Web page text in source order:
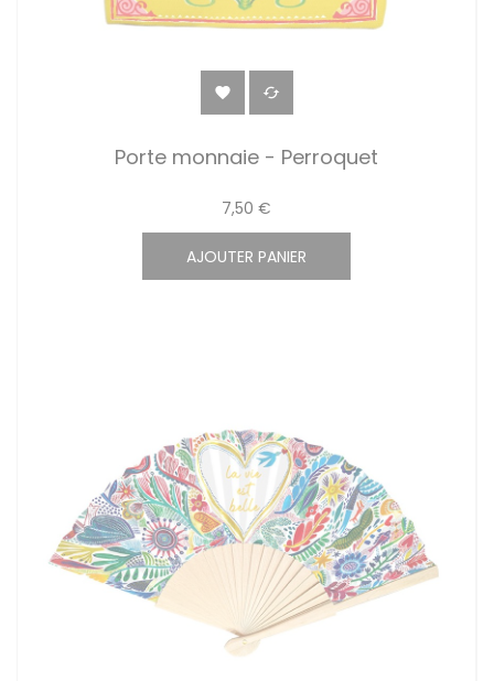
 
Porte monnaie - Perroquet
7,50 €
AJOUTER PANIER